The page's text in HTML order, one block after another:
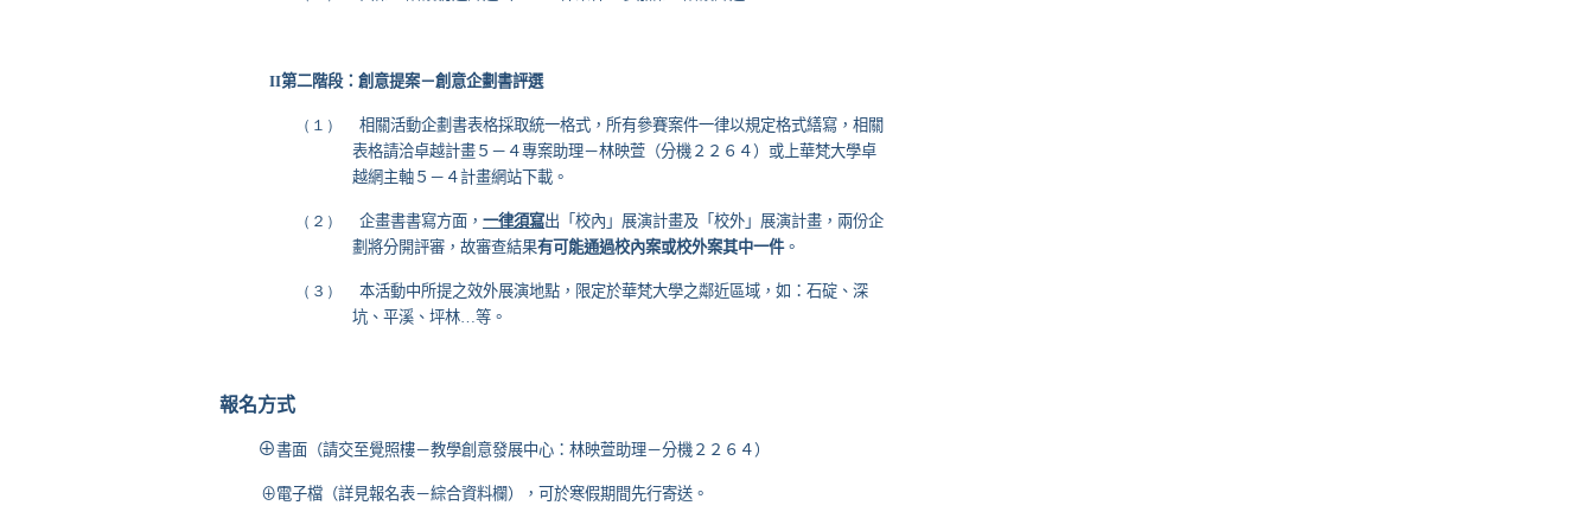
II第二階段：創意提案－創意企劃書評選
（１）
相關活動企劃書表格採取統一格式，所有參賽案件一律以規定格式繕寫，相關
表格請洽卓越計畫５－４專案助理－林映萱（分機２２６４）或上華梵大學卓
越網主軸５－４計畫網站下載。
（２） 企畫書書寫方面， 一律須寫出「校內」展演計畫及「校外」展演計畫，兩份企
劃將分開評審，故審查結果有可能通過校內案或校外案其中一件。
（３）
本活動中所提之效外展演地點，限定於華梵大學之鄰近區域，如：石碇、深
坑、平溪、坪林…等。
報名方式
⊕書面（請交至覺照樓－教學創意發展中心：林映萱助理－分機２２６４）
⊕電子檔（詳見報名表－綜合資料欄），可於寒假期間先行寄送。